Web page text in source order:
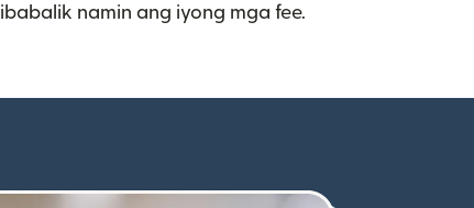
ibabalik namin ang iyong mga fee.